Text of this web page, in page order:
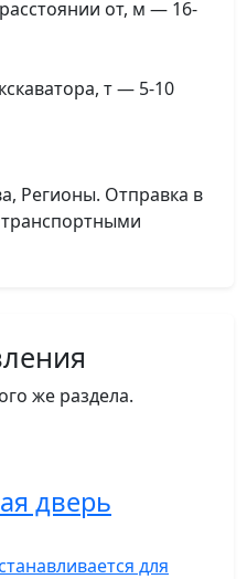
от, м — 16-
т — 5-10
Регионы. Отправка в
же раздела.
дверь
для